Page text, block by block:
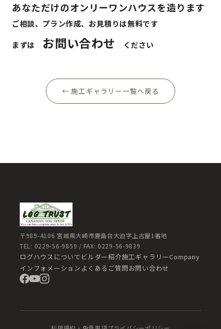
あなただけのオンリーワンハウスを造ります
ご相談、プラン作成、お見積りは無料です
まずは お問い合わせ ください
← 施工ギャラリー一覧へ戻る
〒989-4106 宮城県大崎市鹿島台大迫字上古屋1番地
TEL: 0229-56-9859 / FAX: 0229-56-9839
ログハウスについて ビルダー紹介施工ギャラリーCompany
インフォメーション よくあるご質問お問い合わせ